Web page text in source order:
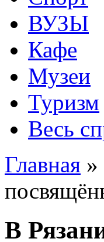
ВУЗЫ
Кафе
Музеи
Туризм
Весь
Главная »
В